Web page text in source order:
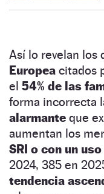
Así lo revelan los
Europea citados
el 54% de las
forma incorrecta
alarmante que
aumentan los
SRI o con un
2024, 385 en
tendencia